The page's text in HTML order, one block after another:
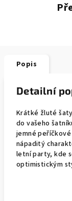
Popis
Detailní
Krátké žluté
do vašeho
jemné
nápaditý
letní party, kde
optimistickým